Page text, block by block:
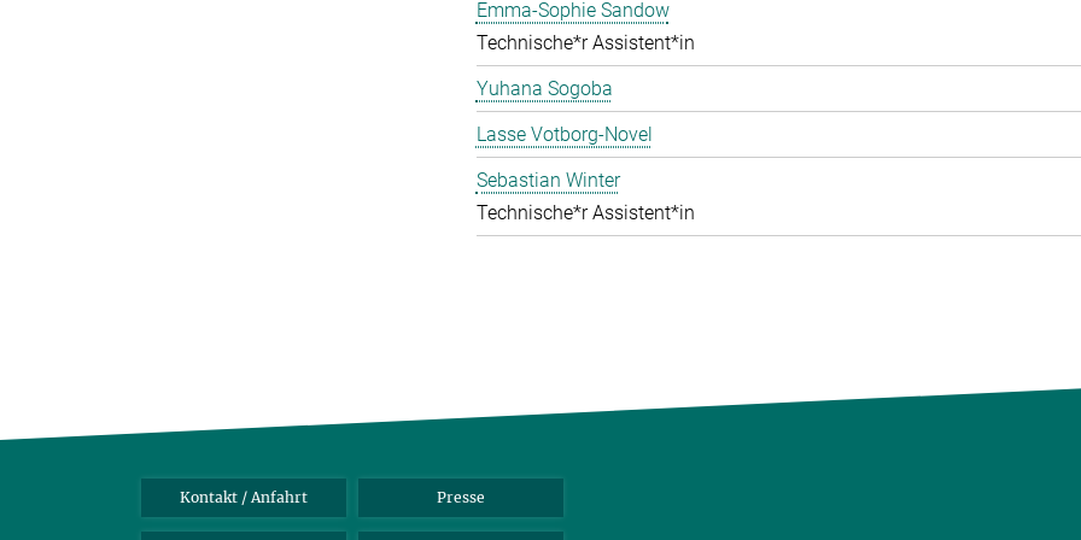
Emma-Sophie Sandow
Technische*r Assistent*in
Yuhana Sogoba
Lasse Votborg-Novel
Sebastian Winter
Technische*r Assistent*in
Kontakt / Anfahrt Presse